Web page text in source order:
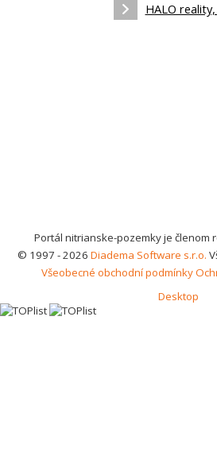
HALO
Portál nitrianske-pozemky je členom
© 1997 - 2026 Diadema Software s.r.o.
Všeobecné obchodní podmínky
Desktop